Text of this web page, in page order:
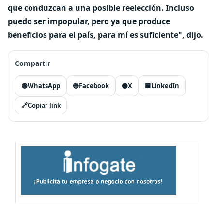
que conduzcan a una posible reelección. Incluso
puedo ser impopular, pero ya que produce
beneficios para el país, para mí es suficiente", dijo.
Compartir
🟢WhatsApp 🔵Facebook ⚫X 🟦LinkedIn
🔗Copiar link